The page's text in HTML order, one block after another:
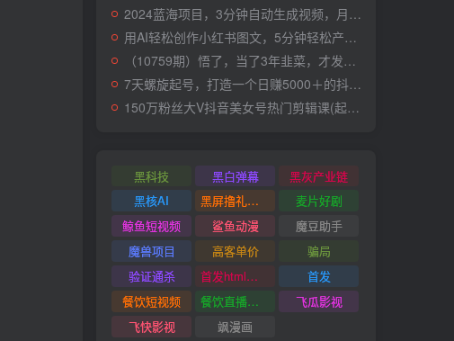
2024蓝海项目，3分钟自动生成视频，月入过万
用AI轻松创作小红书图文，5分钟轻松产出300条小红书爆款笔记！
（10759期）悟了，当了3年韭菜，才发现网赚圈年赚100万的核心是卖项目，含泪分享！
7天螺旋起号，打造一个日赚5000＋的抖音壁纸号（价值688）
150万粉丝大V抖音美女号热门剪辑课(起号 过原创 素材来源 无人直播 变现)
黑科技 黑白弹幕
黑灰产业链
黑核AI
黑屏撸礼物撸门票
麦片好剧
鲸鱼短视频
鲨鱼动漫
魔豆助手
魔兽项目
高客单价
骗局
验证通杀
首发html小霸王游戏网站搭建项目
首发
餐饮短视频
餐饮直播引流
飞瓜影视
飞快影视
飒漫画